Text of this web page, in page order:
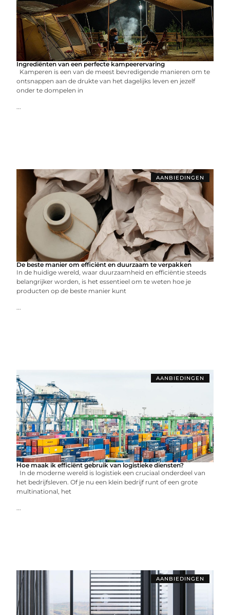
Ingrediënten van een perfecte kampeerervaring
Kamperen is een van de meest bevredigende manieren om te
ontsnappen aan de drukte van het dagelijks leven en jezelf
onder te dompelen in
...
AANBIEDINGEN
De beste manier om efficiënt en duurzaam te verpakken
In de huidige wereld, waar duurzaamheid en efficiëntie steeds
belangrijker worden, is het essentieel om te weten hoe je
producten op de beste manier kunt
...
AANBIEDINGEN
Hoe maak ik efficiënt gebruik van logistieke diensten?
In de moderne wereld is logistiek een cruciaal onderdeel van
het bedrijfsleven. Of je nu een klein bedrijf runt of een grote
multinational, het
...
AANBIEDINGEN